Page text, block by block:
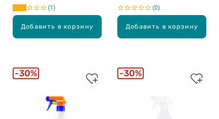
Добавить в корзину
1
Добавить в корзину
0
30% 30%